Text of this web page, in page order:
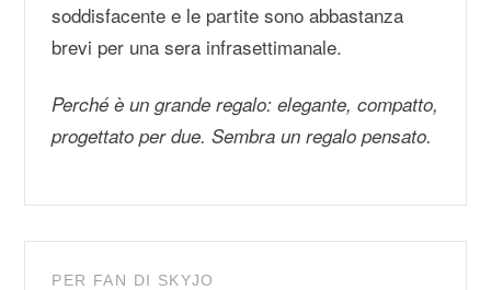
soddisfacente e le partite sono abbastanza
brevi per una sera infrasettimanale.
Perché è un grande regalo: elegante, compatto,
progettato per due. Sembra un regalo pensato.
PER FAN DI SKYJO